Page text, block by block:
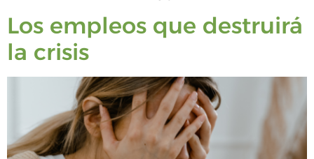
Los empleos que destruirá
la crisis